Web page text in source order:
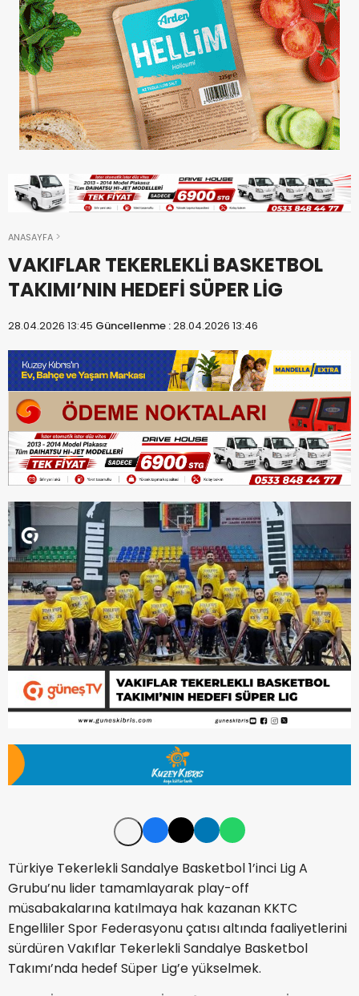
ANASAYFA
VAKIFLAR TEKERLEKLİ BASKETBOL
TAKIMI’NIN HEDEFİ SÜPER LİG
28.04.2026 13:45 Güncellenme :28.04.2026 13:46
Türkiye Tekerlekli Sandalye Basketbol 1’inci Lig A
Grubu’nu lider tamamlayarak play-off
müsabakalarına katılmaya hak kazanan KKTC
Engelliler Spor Federasyonu çatısı altında faaliyetlerini
sürdüren Vakıflar Tekerlekli Sandalye Basketbol
Takımı’nda hedef Süper Lig’e yükselmek.